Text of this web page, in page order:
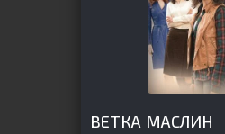
ВЕТКА МАСЛИН